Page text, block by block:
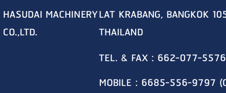
HASUDAI MACHINERY
CO.,LTD.
LAT KRABANG, BANGKOK
THAILAND
TEL. & FAX : 662-077-5576
MOBILE : 6685-556-9797